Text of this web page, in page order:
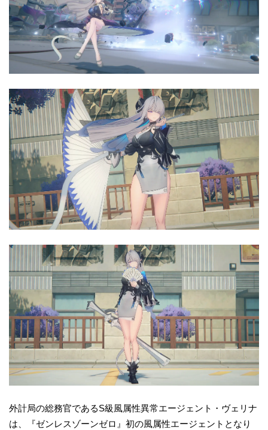
外計局の総務官であるS級風属性異常エージェント・ヴェリナ
は、『ゼンレスゾーンゼロ』初の風属性エージェントとなり